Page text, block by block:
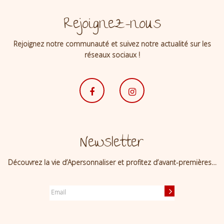
Rejoignez-nous
Rejoignez notre communauté et suivez notre actualité sur les
réseaux sociaux !
Newsletter
Découvrez la vie d’Apersonnaliser et profitez d’avant-premières…